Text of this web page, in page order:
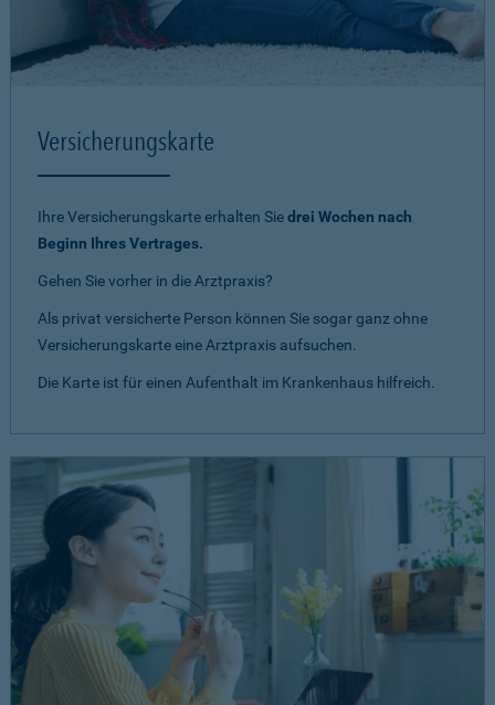
Versicherungskarte
Ihre Versicherungskarte erhalten Siedrei Wochen nach
Beginn Ihres Vertrages.
Gehen Sie vorher in die Arztpraxis?
Als privat versicherte Person können Sie sogar ganz ohne
Versicherungskarte eine Arztpraxis aufsuchen.
Die Karte ist für einen Aufenthalt im Krankenhaus hilfreich.